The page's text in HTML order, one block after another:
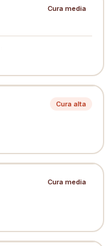
Cura media
Cura alta
Cura media